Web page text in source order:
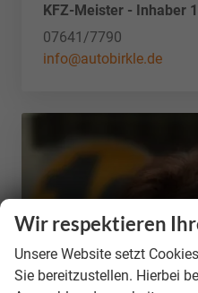
KFZ-Meister - Inhaber
07641/7790
info@autobirkle.de
Wir respektieren
Unsere Website setzt
Sie bereitzustellen. Hierbei